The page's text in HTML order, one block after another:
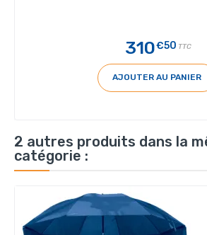
310€50 TTC
AJOUTER AU PANIER
2 autres produits dans la
catégorie :